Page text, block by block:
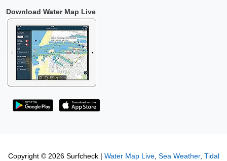
Download Water Map Live
Copyright © 2026 Surfcheck | Water Map Live, Sea Weather, Tidal